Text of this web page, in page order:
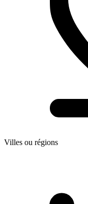
Villes ou régions